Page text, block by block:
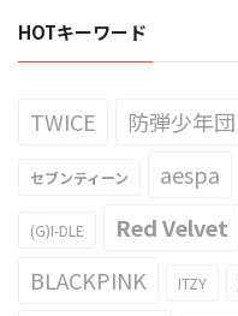
HOTキーワード
TWICE 防弾少年団
セブンティーン aespa
(G)I-DLE Red Velvet
BLACKPINK ITZY